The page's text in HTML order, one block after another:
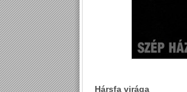
Hársfa virága